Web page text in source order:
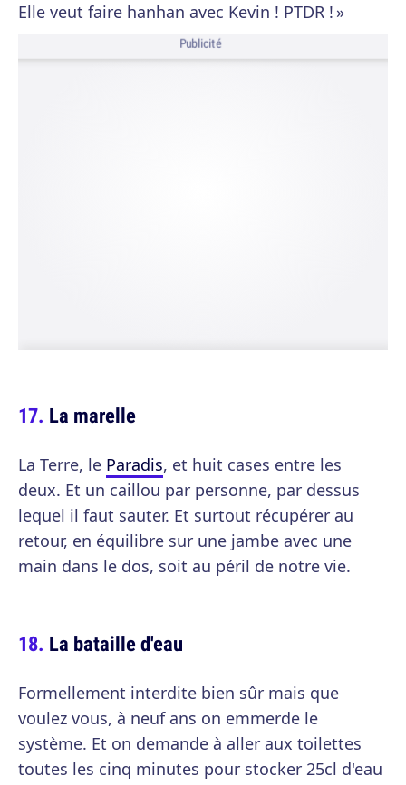
Elle veut faire hanhan avec Kevin ! PTDR ! »
Publicité
La marelle
La Terre, le Paradis, et huit cases entre les
deux. Et un caillou par personne, par dessus
lequel il faut sauter. Et surtout récupérer au
retour, en équilibre sur une jambe avec une
main dans le dos, soit au péril de notre vie.
La bataille d'eau
Formellement interdite bien sûr mais que
voulez vous, à neuf ans on emmerde le
système. Et on demande à aller aux toilettes
toutes les cinq minutes pour stocker 25cl d'eau